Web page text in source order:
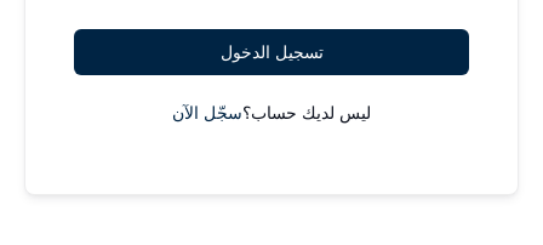
تسجيل الدخول
ليس لديك حساب؟سجّل الآن